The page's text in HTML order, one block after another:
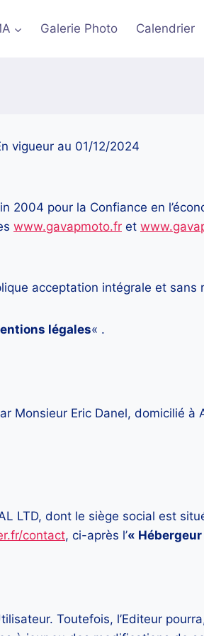
Galerie Photo Calendrier
vigueur au 01/12/2024
pour la Confiance en
www.gavapmoto.fr et
acceptation intégrale et
légales« .
Monsieur Eric Danel, domicilié à
LTD, dont le siège social est
contact, ci-après l’« Hébergeur
Toutefois, l’Editeur